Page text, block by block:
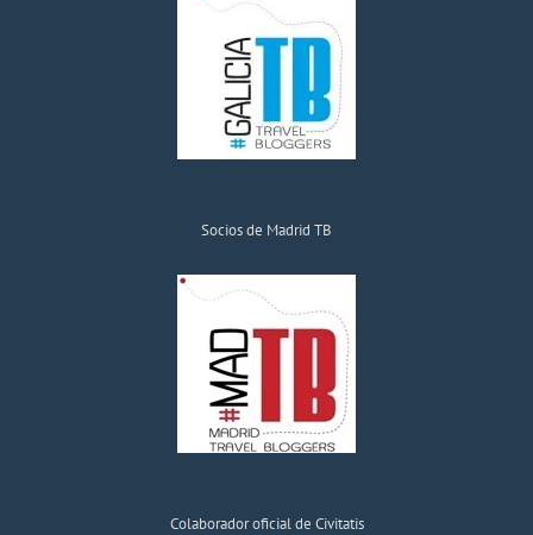
Socios de Madrid TB
Colaborador oficial de Civitatis